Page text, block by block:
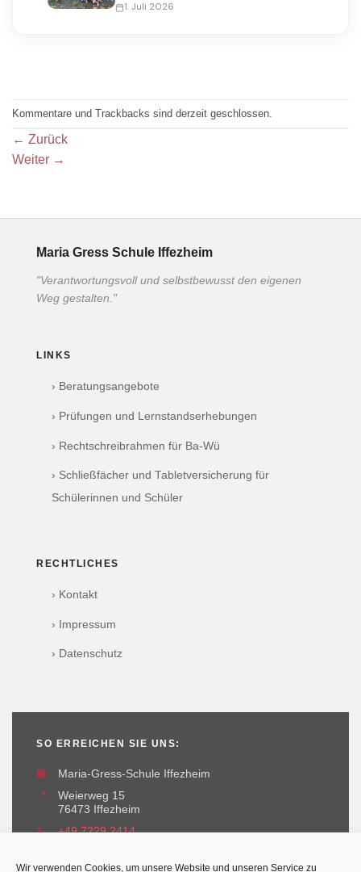
Wir verwenden Cookies, um unsere Website und unseren Service zu
1. Juli 2026
Kommentare und Trackbacks sind derzeit geschlossen.
← Zurück
Weiter →
Maria Gress Schule Iffezheim
"Verantwortungsvoll und selbstbewusst den eigenen
Weg gestalten."
LINKS
› Beratungsangebote
› Prüfungen und Lernstandserhebungen
› Rechtschreibrahmen für Ba-Wü
› Schließfächer und Tabletversicherung für
Schülerinnen und Schüler
RECHTLICHES
› Kontakt
› Impressum
› Datenschutz
SO ERREICHEN SIE UNS:
🏫
Maria-Gress-Schule Iffezheim
📍
Weierweg 15
76473 Iffezheim
📞
+49 7229 2414